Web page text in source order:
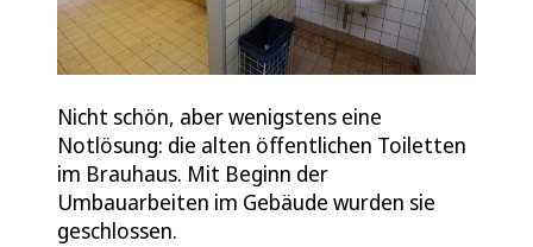
Nicht schön, aber wenigstens eine
Notlösung: die alten öffentlichen Toiletten
im Brauhaus. Mit Beginn der
Umbauarbeiten im Gebäude wurden sie
geschlossen.